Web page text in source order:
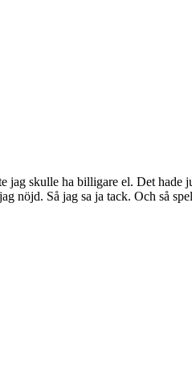
jag skulle ha billigare el. Det hade
nöjd. Så jag sa ja tack. Och så